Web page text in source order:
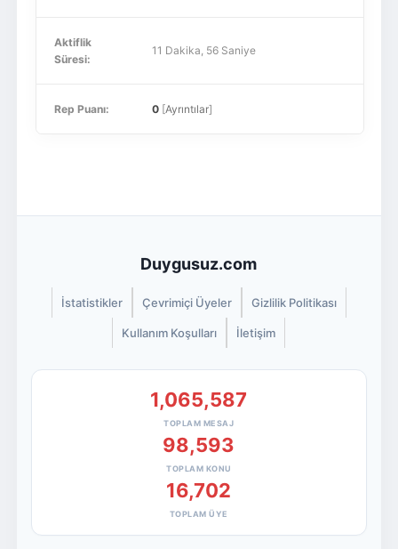
Aktiflik
Süresi:
11 Dakika, 56 Saniye
Rep Puanı: 0[Ayrıntılar]
Duygusuz.com
İstatistikler Çevrimiçi Üyeler Gizlilik Politikası
Kullanım Koşulları İletişim
1,065,587
TOPLAM MESAJ
98,593
TOPLAM KONU
16,702
TOPLAM ÜYE